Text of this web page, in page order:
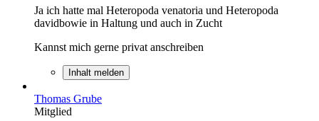
Ja ich hatte mal Heteropoda venatoria und Heteropoda
davidbowie in Haltung und auch in Zucht
Kannst mich gerne privat anschreiben
Inhalt melden
Thomas Grube
Mitglied